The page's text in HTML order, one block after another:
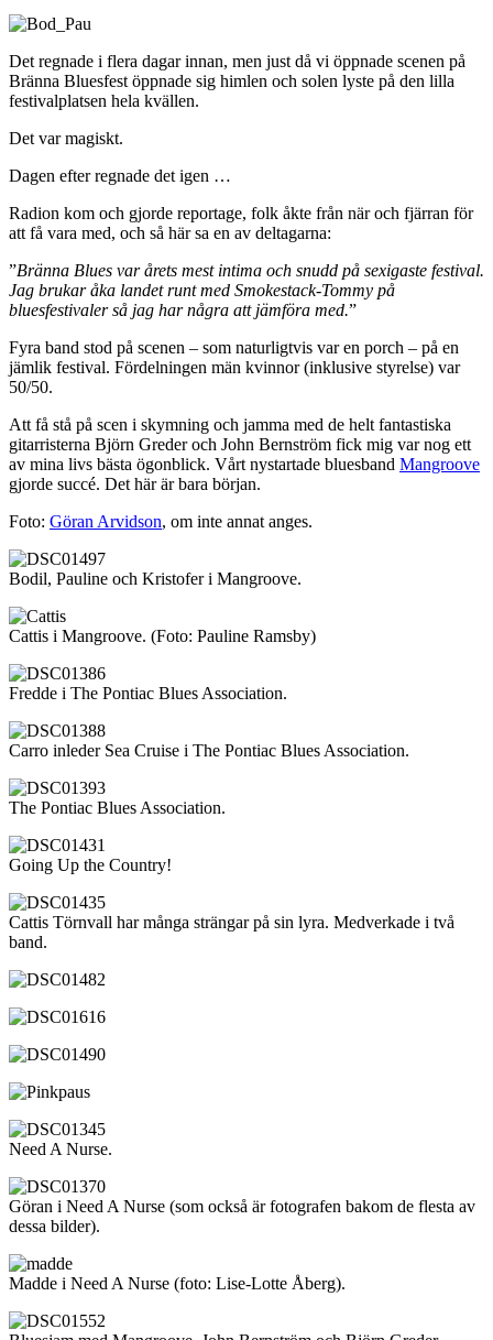
Det regnade i flera dagar innan, men just då vi öppnade scenen på
Bränna Bluesfest öppnade sig himlen och solen lyste på den lilla
festivalplatsen hela kvällen.
Det var magiskt.
Dagen efter regnade det igen …
Radion kom och gjorde reportage, folk åkte från när och fjärran för
att få vara med, och så här sa en av deltagarna:
”Bränna Blues var årets mest intima och snudd på sexigaste festival.
Jag brukar åka landet runt med Smokestack-Tommy på
bluesfestivaler så jag har några att jämföra med.”
Fyra band stod på scenen – som naturligtvis var en porch – på en
jämlik festival. Fördelningen män kvinnor (inklusive styrelse) var
50/50.
Att få stå på scen i skymning och jamma med de helt fantastiska
gitarristerna Björn Greder och John Bernström fick mig var nog ett
av mina livs bästa ögonblick. Vårt nystartade bluesband Mangroove
gjorde succé. Det här är bara början.
Foto: Göran Arvidson, om inte annat anges.
Bodil, Pauline och Kristofer i Mangroove.
Cattis i Mangroove. (Foto: Pauline Ramsby)
Fredde i The Pontiac Blues Association.
Carro inleder Sea Cruise i The Pontiac Blues Association.
The Pontiac Blues Association.
Going Up the Country!
Cattis Törnvall har många strängar på sin lyra. Medverkade i två
band.
Need A Nurse.
Göran i Need A Nurse (som också är fotografen bakom de flesta av
dessa bilder).
Madde i Need A Nurse (foto: Lise-Lotte Åberg).